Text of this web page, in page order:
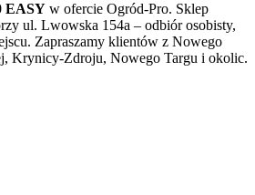
EASY w ofercie Ogród-Pro. Sklep
ul. Lwowska 154a – odbiór osobisty,
Zapraszamy klientów z Nowego
Krynicy-Zdroju, Nowego Targu i okolic.